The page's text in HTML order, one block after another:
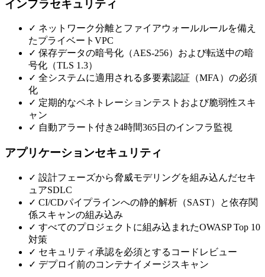
インフラセキュリティ
✓ ネットワーク分離とファイアウォールルールを備え
たプライベートVPC
✓ 保存データの暗号化（AES-256）および転送中の暗
号化（TLS 1.3）
✓ 全システムに適用される多要素認証（MFA）の必須
化
✓ 定期的なペネトレーションテストおよび脆弱性スキ
ャン
✓ 自動アラート付き24時間365日のインフラ監視
アプリケーションセキュリティ
✓ 設計フェーズから脅威モデリングを組み込んだセキ
ュアSDLC
✓ CI/CDパイプラインへの静的解析（SAST）と依存関
係スキャンの組み込み
✓ すべてのプロジェクトに組み込まれたOWASP Top 10
対策
✓ セキュリティ承認を必須とするコードレビュー
✓ デプロイ前のコンテナイメージスキャン